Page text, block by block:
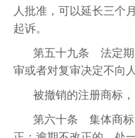
人批准，可以延长三个
起诉。
第五十九条 法定期
审或者对复审决定不向
被撤销的注册商标
第六十条 集体商标